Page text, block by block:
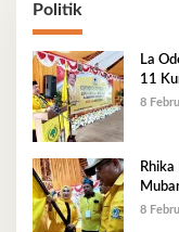
Politik
La
11
8
8